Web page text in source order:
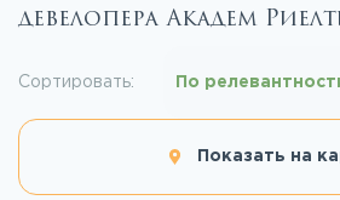
девелопера Академ
Показать на
Сортировать: По